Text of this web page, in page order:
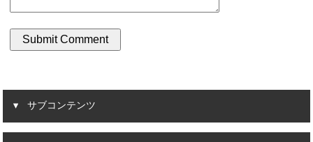
サブコンテンツ